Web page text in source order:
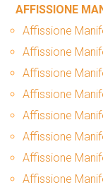
AFFISSIONE
Affissione
Affissione
Affissione
Affissione
Affissione
Affissione
Affissione
Affissione